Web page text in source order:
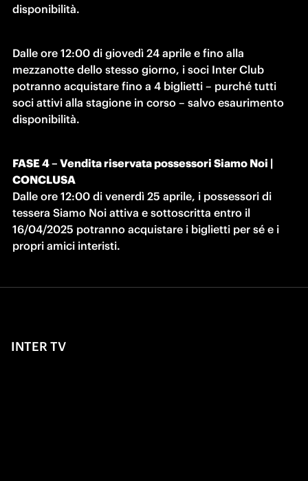
disponibilità.
Dalle ore 12:00 di giovedì 24 aprile e fino alla
mezzanotte dello stesso giorno, i soci Inter Club
potranno acquistare fino a 4 biglietti – purché tutti
soci attivi alla stagione in corso – salvo esaurimento
disponibilità.
FASE 4 – Vendita riservata possessori Siamo Noi |
CONCLUSA
Dalle ore 12:00 di venerdì 25 aprile, i possessori di
tessera Siamo Noi attiva e sottoscritta entro il
16/04/2025 potranno acquistare i biglietti per sé e i
propri amici interisti.
INTER TV